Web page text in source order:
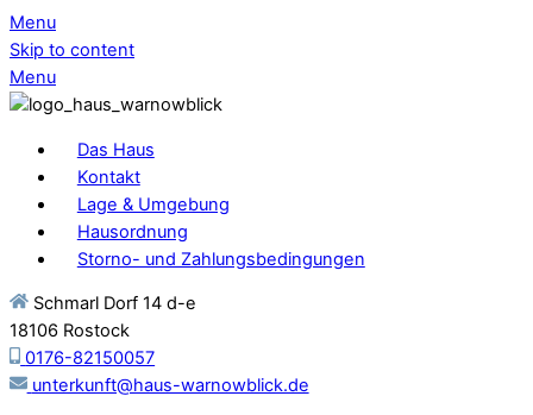
Menu
Skip to content
Menu
Das Haus
Kontakt
Lage & Umgebung
Hausordnung
Storno- und Zahlungsbedingungen
Schmarl Dorf 14 d-e
18106 Rostock
0176-82150057
unterkunft@haus-warnowblick.de